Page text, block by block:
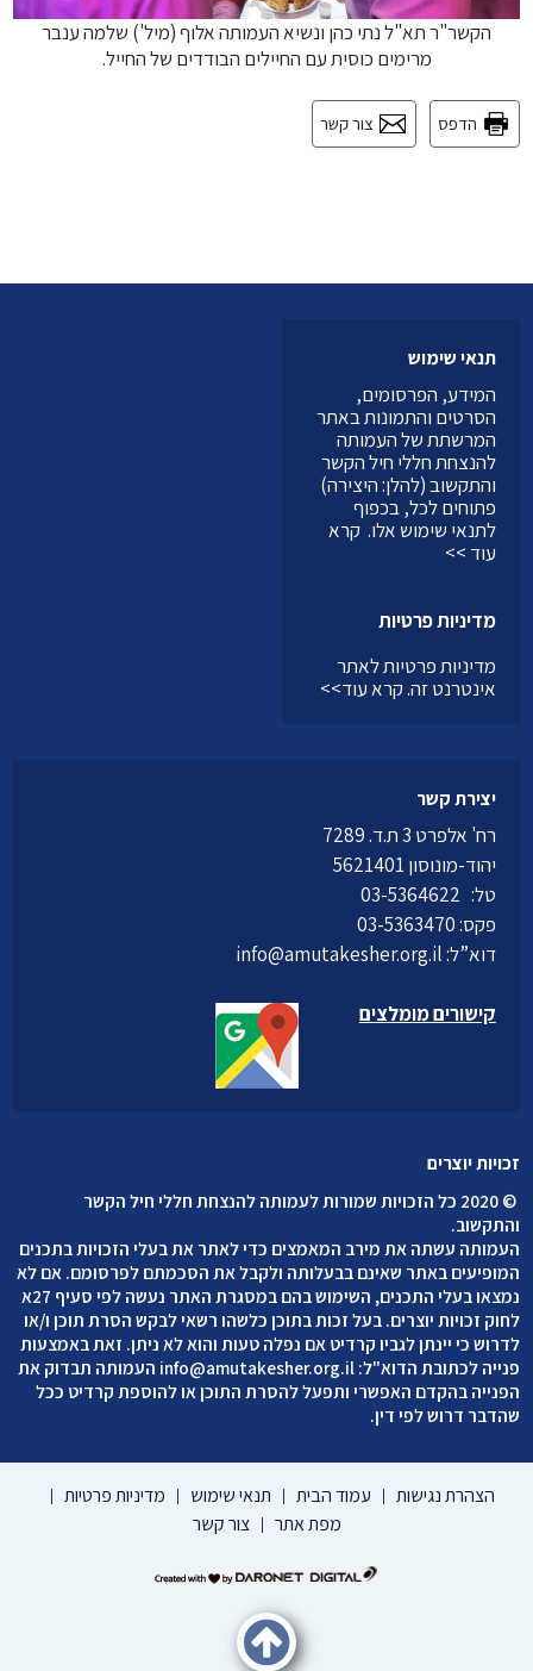
הקשר"ר תא"ל נתי כהן ונשיא העמותה אלוף (מיל') שלמה ענבר
מרימים כוסית עם החיילים הבודדים של החייל.
הדפס צור קשר
תנאי שימוש
המידע, הפרסומים,
הסרטים והתמונות באתר
המרשתת של העמותה
להנצחת חללי חיל הקשר
והתקשוב (להלן: היצירה)
פתוחים לכל, בכפוף
לתנאי שימוש אלו.קרא
עוד >>
מדיניות פרטיות
מדיניות פרטיות לאתר
אינטרנט זה.קרא עוד>>
זכויות יוצרים
©
2020 כל הזכויות שמורות לעמותה להנצחת חללי חיל הקשר
והתקשוב.
העמותה עשתה את מירב המאמצים כדי לאתר את בעלי הזכויות בתכנים
המופיעים באתר שאינם בבעלותה ולקבל את הסכמתם לפרסומם. אם לא
נמצאו בעלי התכנים, השימוש בהם במסגרת האתר נעשה לפי סעיף 27א
לחוק זכויות יוצרים. בעל זכות בתוכן כלשהו רשאי לבקש הסרת תוכן ו/או
לדרוש כי יינתן לגביו קרדיט אם נפלה טעות והוא לא ניתן. זאת באמצעות
פנייה לכתובת הדוא"ל: info@amutakesher.org.il העמותה תבדוק את
הפנייה בהקדם האפשרי ותפעל להסרת התוכן או להוספת קרדיט ככל
שהדבר דרוש לפי דין.
יצירת קשר
רח' אלפרט 3 ת.ד. 7289
יהוד-מונוסון 5621401
טל:
פקס: 03-5363470
דוא”ל:info@amutakesher.org.il
קישורים מומלצים
הצהרת נגישות עמוד הבית תנאי שימוש
מדיניות פרטיות
מפת אתר
צור קשר
דרונט
-
בניית